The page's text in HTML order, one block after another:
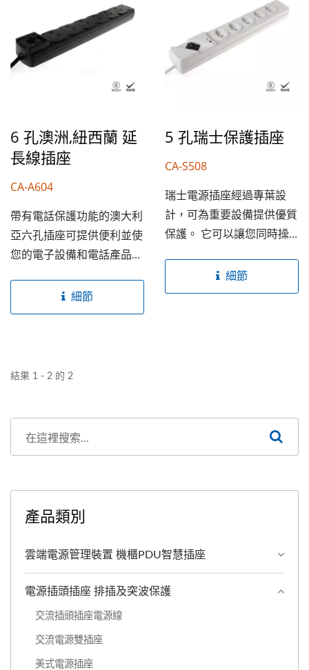
6 孔澳洲,紐西蘭 延
長線插座
CA-A604
帶有電話保護功能的澳大利
亞六孔插座可提供便利並使
您的電子設備和電話產品免
細節
5 孔瑞士保護插座
CA-S508
瑞士電源插座經過專葉設
計，可為重要設備提供優質
保護。 它可以讓您同時操
細節
結果 1 - 2 的 2
產品類別
雲端電源管理裝置 機櫃PDU智慧插座
電源插頭插座 排插及突波保護
交流插頭插座電源線
交流電源雙插座
美式電源插座